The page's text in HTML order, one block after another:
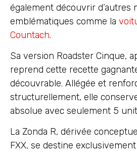
également découvrir d’autres
emblématiques comme la
Countach.
Sa version Roadster Cinque,
reprend cette recette
découvrable. Allégée et
structurellement, elle
absolue avec seulement 5
La Zonda R, dérivée
FXX, se destine